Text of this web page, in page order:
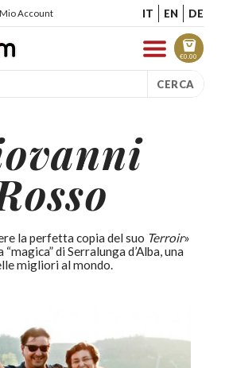
Mio Account IT EN DE
€0.00
CERCA
la perfetta copia del suo Terroir»
di Serralunga d’Alba, una
migliori al mondo.